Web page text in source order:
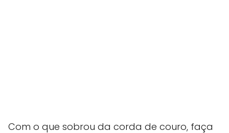
Com o que sobrou da corda de couro, faça